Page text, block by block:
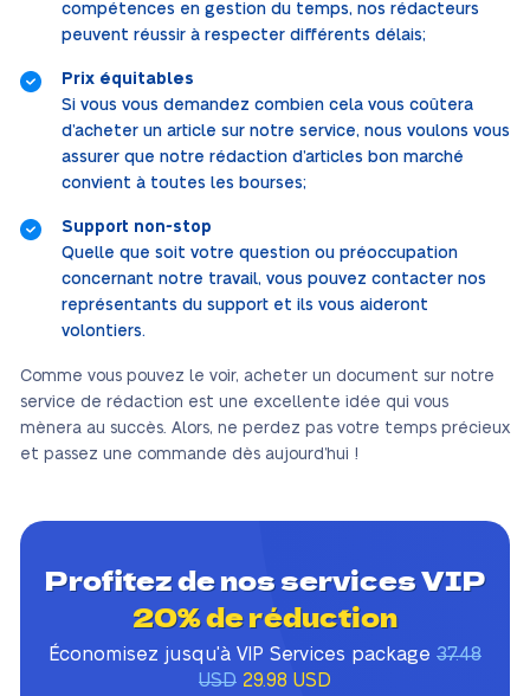
compétences en gestion du temps, nos rédacteurs
peuvent réussir à respecter différents délais;
Prix équitables
Si vous vous demandez combien cela vous coûtera
d’acheter un article sur notre service, nous voulons vous
assurer que notre rédaction d’articles bon marché
convient à toutes les bourses;
Support non-stop
Quelle que soit votre question ou préoccupation
concernant notre travail, vous pouvez contacter nos
représentants du support et ils vous aideront
volontiers.
Comme vous pouvez le voir, acheter un document sur notre
service de rédaction est une excellente idée qui vous
mènera au succès. Alors, ne perdez pas votre temps précieux
et passez une commande dès aujourd’hui !
Profitez de nos services VIP
20% de réduction
Économisez jusqu'à VIP Services package 37.48
USD 29.98 USD